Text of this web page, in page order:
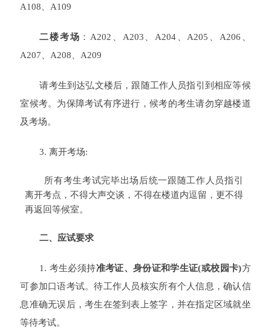
A108、A109
二楼考场 ：A202、A203、A204、A205、A206、
A207、A208、A209
请考生到达弘文楼后，跟随工作人员指引到相应等候
室候考。为保障考试有序进行，候考的考生请勿穿越楼道
及考场。
3. 离开考场:
所有考生考试完毕出场后统一跟随工作人员指引
离开考点，不得大声交谈，不得在楼道内逗留，更不得
再返回等候室。
二、应试要求
1. 考生必须持准考证、身份证和学生证(或校园卡)方
可参加口语考试。待工作人员核实所有个人信息，确认信
息准确无误后，考生在签到表上签字，并在指定区域就坐
等待考试。